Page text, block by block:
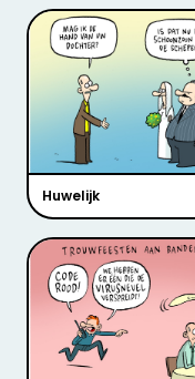
Huwelijk